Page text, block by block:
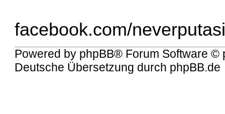
facebook.com/
Powered by phpBB® Forum Software ©
Deutsche Übersetzung durch phpBB.de